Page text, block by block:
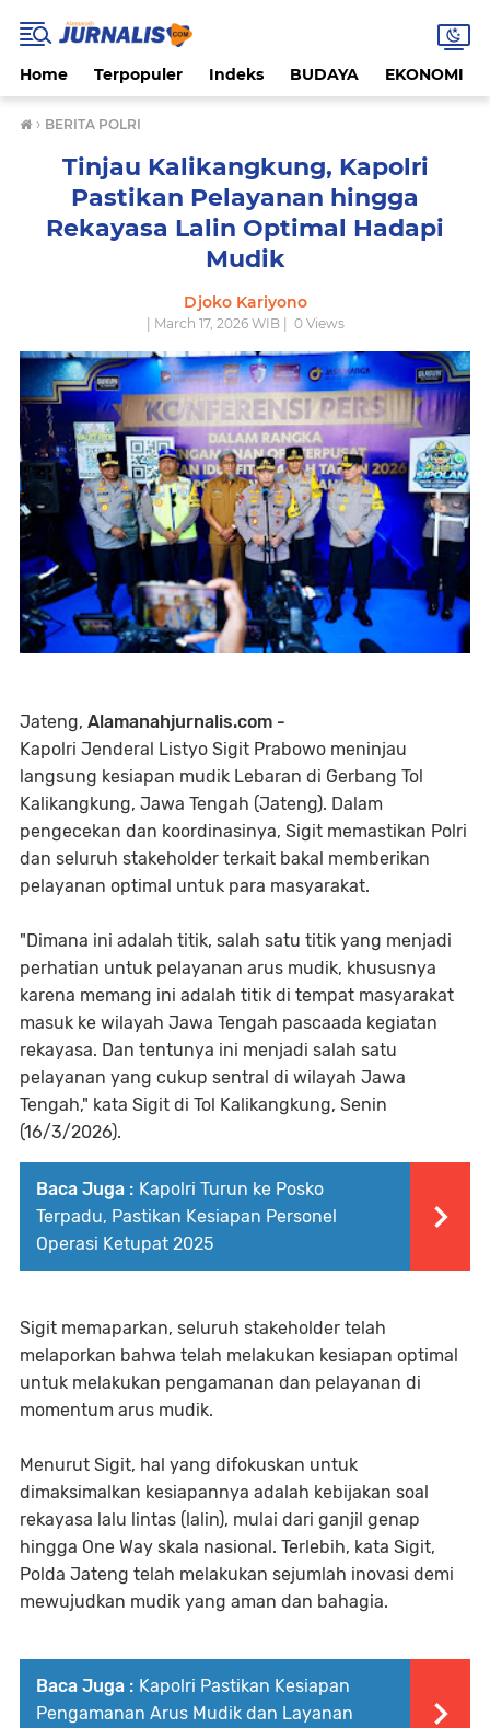
Home Terpopuler Indeks BUDAYA EKONOMI
› BERITA POLRI
Tinjau Kalikangkung, Kapolri
Pastikan Pelayanan hingga
Rekayasa Lalin Optimal Hadapi
Mudik
Djoko Kariyono
| March 17, 2026 WIB | 0Views
Jateng, Alamanahjurnalis.com -
Kapolri Jenderal Listyo Sigit Prabowo meninjau
langsung kesiapan mudik Lebaran di Gerbang Tol
Kalikangkung, Jawa Tengah (Jateng). Dalam
pengecekan dan koordinasinya, Sigit memastikan Polri
dan seluruh stakeholder terkait bakal memberikan
pelayanan optimal untuk para masyarakat.
"Dimana ini adalah titik, salah satu titik yang menjadi
perhatian untuk pelayanan arus mudik, khususnya
karena memang ini adalah titik di tempat masyarakat
masuk ke wilayah Jawa Tengah pascaada kegiatan
rekayasa. Dan tentunya ini menjadi salah satu
pelayanan yang cukup sentral di wilayah Jawa
Tengah," kata Sigit di Tol Kalikangkung, Senin
(16/3/2026).
Baca Juga : Kapolri Turun ke Posko
Terpadu, Pastikan Kesiapan Personel
Operasi Ketupat 2025
Sigit memaparkan, seluruh stakeholder telah
melaporkan bahwa telah melakukan kesiapan optimal
untuk melakukan pengamanan dan pelayanan di
momentum arus mudik.
Menurut Sigit, hal yang difokuskan untuk
dimaksimalkan kesiapannya adalah kebijakan soal
rekayasa lalu lintas (lalin), mulai dari ganjil genap
hingga One Way skala nasional. Terlebih, kata Sigit,
Polda Jateng telah melakukan sejumlah inovasi demi
mewujudkan mudik yang aman dan bahagia.
Baca Juga : Kapolri Pastikan Kesiapan
Pengamanan Arus Mudik dan Layanan